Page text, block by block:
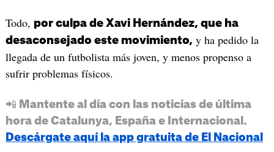
Todo, por culpa de Xavi Hernández, que ha
desaconsejado este movimiento, y ha pedido la
llegada de un futbolista más joven, y menos propenso a
sufrir problemas físicos.
📲 Mantente al día con las noticias de última
hora de Catalunya, España e Internacional.
Descárgate aquí la app gratuita de El Nacional